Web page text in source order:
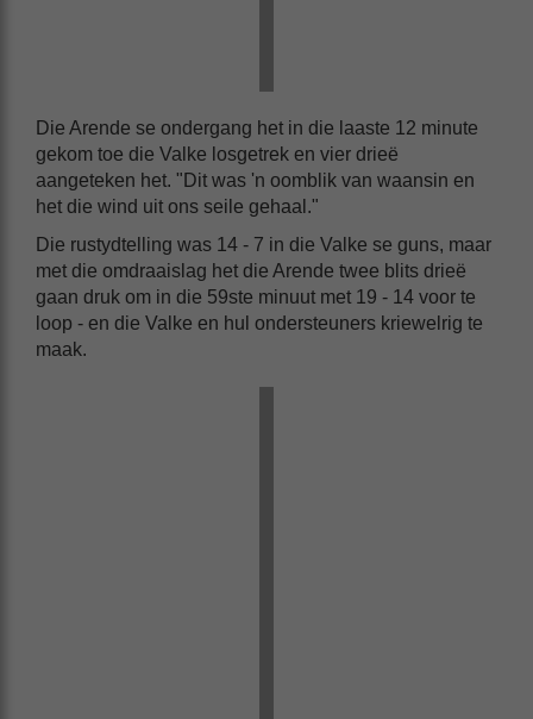
Die Arende se ondergang het in die laaste 12 minute
gekom toe die Valke losgetrek en vier drieë
aangeteken het. "Dit was 'n oomblik van waansin en
het die wind uit ons seile gehaal."
Die rustydtelling was 14 - 7 in die Valke se guns, maar
met die omdraaislag het die Arende twee blits drieë
gaan druk om in die 59ste minuut met 19 - 14 voor te
loop - en die Valke en hul ondersteuners kriewelrig te
maak.